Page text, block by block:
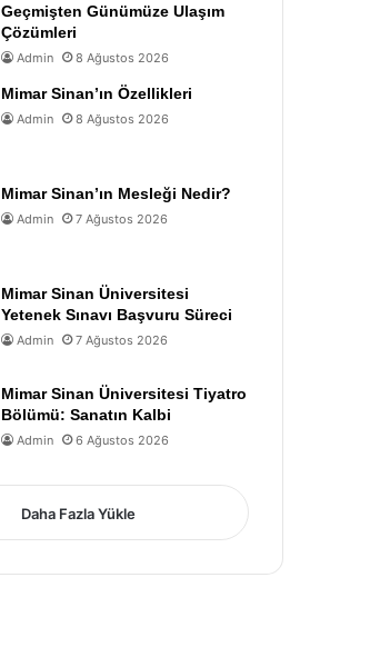
Geçmişten Günümüze Ulaşım
Çözümleri
Admin 8 Ağustos 2026
Mimar Sinan’ın Özellikleri
Admin 8 Ağustos 2026
Mimar Sinan’ın Mesleği Nedir?
Admin 7 Ağustos 2026
Mimar Sinan Üniversitesi
Yetenek Sınavı Başvuru Süreci
Admin 7 Ağustos 2026
Mimar Sinan Üniversitesi Tiyatro
Bölümü: Sanatın Kalbi
Admin 6 Ağustos 2026
Daha Fazla Yükle